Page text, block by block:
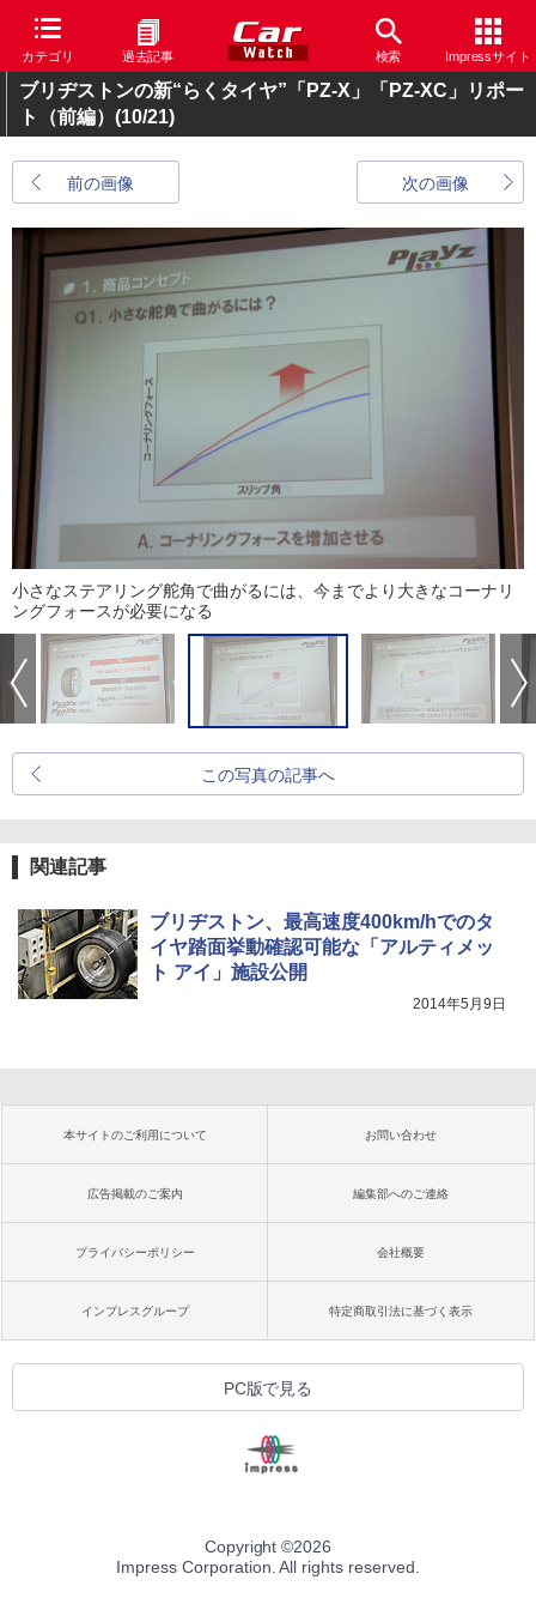
カテゴリ 過去記事 検索 Impressサイト
ブリヂストンの新“らくタイヤ”「PZ-X」「PZ-XC」リポー
ト（前編） (10/21)
前の画像 次の画像
小さなステアリング舵角で曲がるには、今までより大きなコーナリ
ングフォースが必要になる
この写真の記事へ
関連記事
ブリヂストン、最高速度400km/hでのタ
イヤ踏面挙動確認可能な「アルティメッ
ト アイ」施設公開
2014年5月9日
本サイトのご利用について お問い合わせ
広告掲載のご案内 編集部へのご連絡
プライバシーポリシー 会社概要
インプレスグループ 特定商取引法に基づく表示
PC版で見る
Copyright ©2026
Impress Corporation. All rights reserved.